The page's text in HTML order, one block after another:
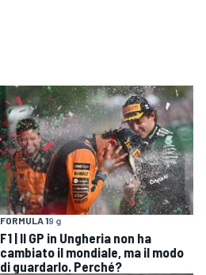
FORMULA 19 g
F1 | Il GP in Ungheria non ha
cambiato il mondiale, ma il modo
di guardarlo. Perché?